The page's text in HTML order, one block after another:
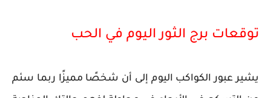
توقعات برج الثور اليوم في الحب
يشير عبور الكواكب اليوم إلى أن شخصًا مميزًا ربما سئم